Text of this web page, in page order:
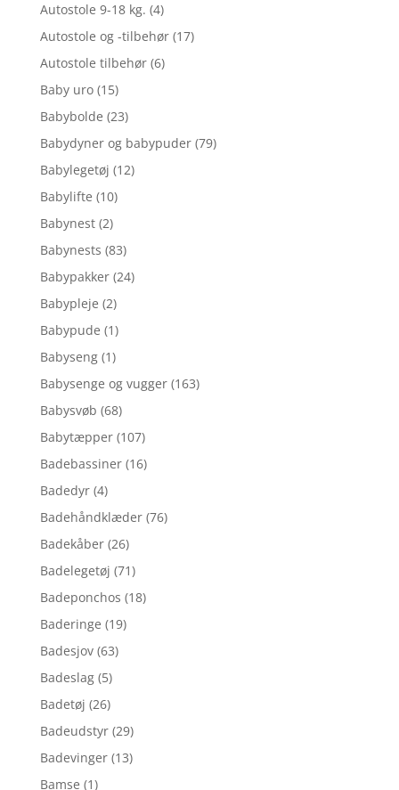
Autostole 9-18 kg. (4)
Autostole og -tilbehør (17)
Autostole tilbehør (6)
Baby uro (15)
Babybolde (23)
Babydyner og babypuder (79)
Babylegetøj (12)
Babylifte (10)
Babynest (2)
Babynests (83)
Babypakker (24)
Babypleje (2)
Babypude (1)
Babyseng (1)
Babysenge og vugger (163)
Babysvøb (68)
Babytæpper (107)
Badebassiner (16)
Badedyr (4)
Badehåndklæder (76)
Badekåber (26)
Badelegetøj (71)
Badeponchos (18)
Baderinge (19)
Badesjov (63)
Badeslag (5)
Badetøj (26)
Badeudstyr (29)
Badevinger (13)
Bamse (1)